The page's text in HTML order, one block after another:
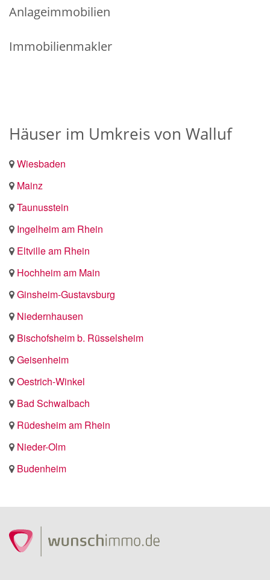
Anlageimmobilien
Immobilienmakler
Häuser im Umkreis von Walluf
Wiesbaden
Mainz
Taunusstein
Ingelheim am Rhein
Eltville am Rhein
Hochheim am Main
Ginsheim-Gustavsburg
Niedernhausen
Bischofsheim b. Rüsselsheim
Geisenheim
Oestrich-Winkel
Bad Schwalbach
Rüdesheim am Rhein
Nieder-Olm
Budenheim